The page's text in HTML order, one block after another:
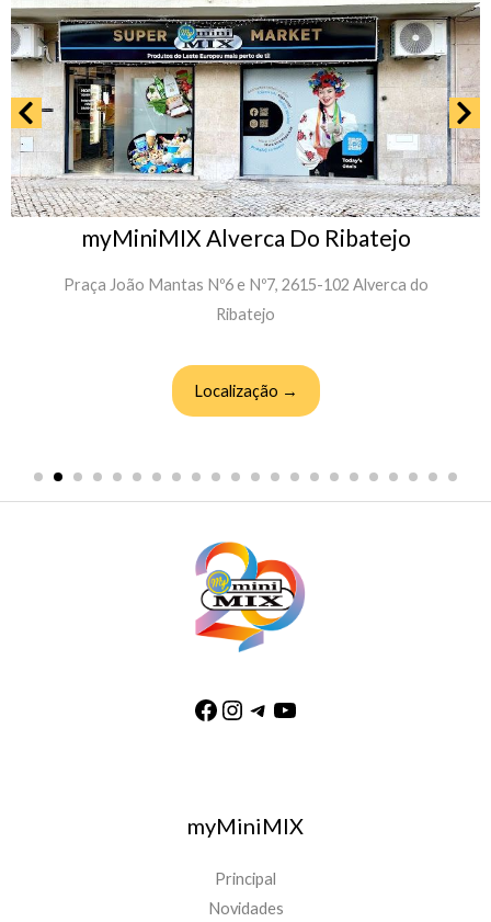
myMiniMIX Alverca Do Ribatejo
Praça João Mantas Nº6 e Nº7, 2615-102 Alverca do
Ribatejo
Localização →
myMiniMIX
Principal
Novidades